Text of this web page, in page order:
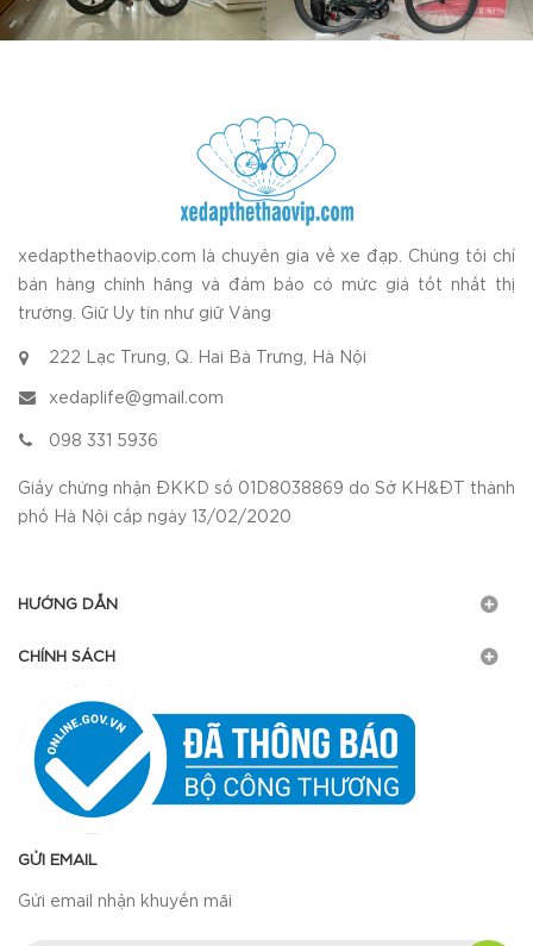
xedapthethaovip.com là chuyên gia về xe đạp. Chúng tôi chỉ
bán hàng chính hãng và đảm bảo có mức giá tốt nhất thị
trường. Giữ Uy tín như giữ Vàng
222 Lạc Trung, Q. Hai Bà Trưng, Hà Nội
xedaplife@gmail.com
098 331 5936
Giấy chứng nhận ĐKKD số 01D8038869 do Sở KH&ĐT thành
phố Hà Nội cấp ngày 13/02/2020
HƯỚNG DẪN
CHÍNH SÁCH
GỬI EMAIL
Gửi email nhận khuyến mãi